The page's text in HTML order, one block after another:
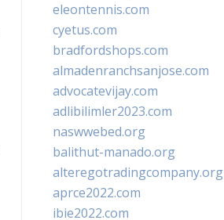
eleontennis.com
cyetus.com
bradfordshops.com
almadenranchsanjose.com
advocatevijay.com
adlibilimler2023.com
naswwebed.org
balithut-manado.org
alteregotradingcompany.org
aprce2022.com
ibie2022.com